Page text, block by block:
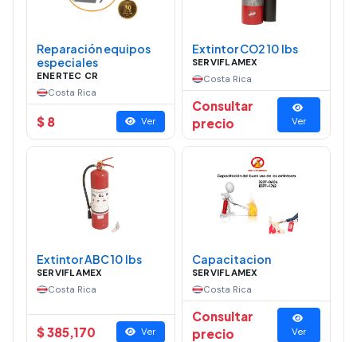
Reparación equipos
especiales
ENERTEC CR
Costa Rica
$ 8 Ver
Extintor CO2 10 lbs
SERVIFLAMEX
Costa Rica
Consultar
precio
Ver
Extintor ABC 10 lbs
SERVIFLAMEX
Costa Rica
$ 385,170 Ver
Capacitacion
SERVIFLAMEX
Costa Rica
Consultar
precio
Ver